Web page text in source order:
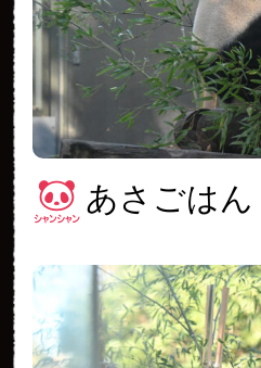
あさごはん